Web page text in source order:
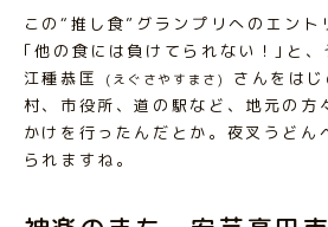
この“推し食”グランプリへのエント
｢他の食には負けてられない！｣と、
江種恭匡
(えぐさやすまさ)
さんをは
村、市役所、道の駅など、地元の方
かけを行ったんだとか。夜叉うどん
られますね。